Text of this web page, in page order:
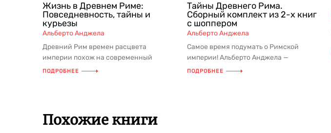
Жизнь в Древнем Риме:
Повседневность, тайны и
курьезы
Альберто Анджела
Древний Рим времен расцвета
империи похож на современный
мегаполис гораздо больше, чем мы
ПОДРОБНЕЕ
Тайны Древнего Рима.
Сборный комплект из 2-х книг
с шоппером
Альберто Анджела
Самое время подумать о Римской
империи! Альберто Анджела —
известный итальянский палеонтолог,
ПОДРОБНЕЕ
Похожие книги